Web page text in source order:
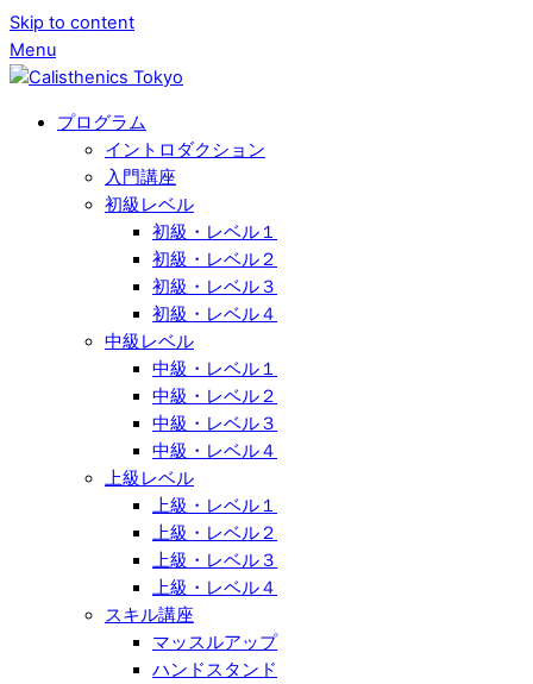
Skip to content
Menu
プログラム
イントロダクション
入門講座
初級レベル
初級・レベル１
初級・レベル２
初級・レベル３
初級・レベル４
中級レベル
中級・レベル１
中級・レベル２
中級・レベル３
中級・レベル４
上級レベル
上級・レベル１
上級・レベル２
上級・レベル３
上級・レベル４
スキル講座
マッスルアップ
ハンドスタンド